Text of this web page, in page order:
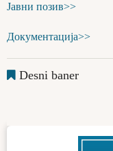
Јавни позив>>
Документација>>
Desni baner